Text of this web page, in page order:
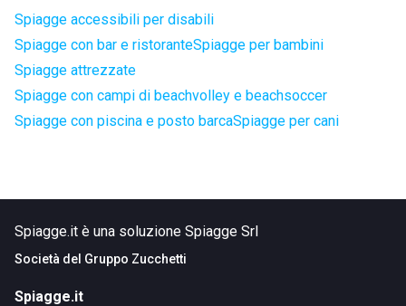
Spiagge accessibili per disabili
Spiagge con bar e ristoranteSpiagge per bambini
Spiagge attrezzate
Spiagge con campi di beachvolley e beachsoccer
Spiagge con piscina e posto barcaSpiagge per cani
Spiagge.it è una soluzione Spiagge Srl
Società del Gruppo Zucchetti
Spiagge.it